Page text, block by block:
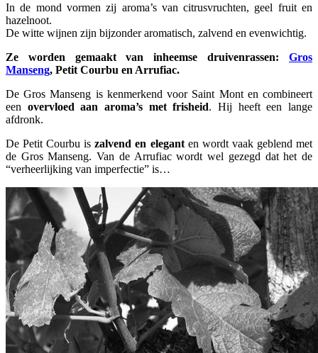
In de mond vormen zij aroma’s van citrusvruchten, geel fruit en
hazelnoot.
De witte wijnen zijn bijzonder aromatisch, zalvend en evenwichtig.
Ze worden gemaakt van inheemse druivenrassen: Gros
Manseng, Petit Courbu en Arrufiac.
De Gros Manseng is kenmerkend voor Saint Mont en combineert
een overvloed aan aroma’s met frisheid. Hij heeft een lange
afdronk.
De Petit Courbu iszalvend en eleganten wordt vaak geblend met
de Gros Manseng. Van de Arrufiac wordt wel gezegd dat het de
“verheerlijking van imperfectie” is…